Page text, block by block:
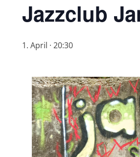
Jazzclub
1. April · 20:30